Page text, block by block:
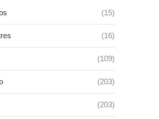
(15)
(16)
(109)
(203)
(203)